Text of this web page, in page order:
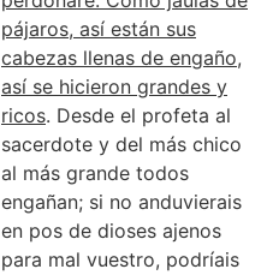
pájaros, así están sus
cabezas llenas de engaño,
así se hicieron grandes y
ricos. Desde el profeta al
sacerdote y del más chico
al más grande todos
engañan; si no anduvierais
en pos de dioses ajenos
para mal vuestro, podríais